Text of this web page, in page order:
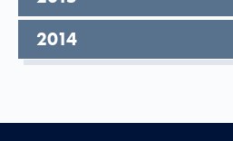
År,
2014